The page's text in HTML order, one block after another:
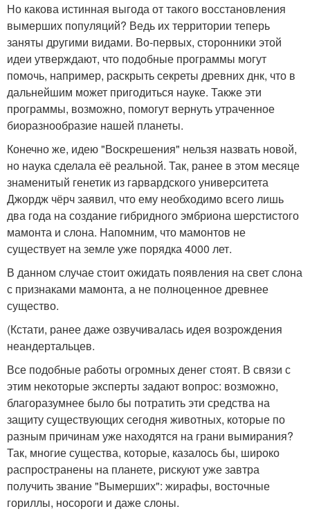
Но какова истинная выгода от такого восстановления
вымерших популяций? Ведь их территории теперь
заняты другими видами. Во-первых, сторонники этой
идеи утверждают, что подобные программы могут
помочь, например, раскрыть секреты древних днк, что в
дальнейшим может пригодиться науке. Также эти
программы, возможно, помогут вернуть утраченное
биоразнообразие нашей планеты.
Конечно же, идею "Воскрешения" нельзя назвать новой,
но наука сделала её реальной. Так, ранее в этом месяце
знаменитый генетик из гарвардского университета
Джордж чёрч заявил, что ему необходимо всего лишь
два года на создание гибридного эмбриона шерстистого
мамонта и слона. Напомним, что мамонтов не
существует на земле уже порядка 4000 лет.
В данном случае стоит ожидать появления на свет слона
с признаками мамонта, а не полноценное древнее
существо.
(Кстати, ранее даже озвучивалась идея возрождения
неандертальцев.
Все подобные работы огромных денег стоят. В связи с
этим некоторые эксперты задают вопрос: возможно,
благоразумнее было бы потратить эти средства на
защиту существующих сегодня животных, которые по
разным причинам уже находятся на грани вымирания?
Так, многие существа, которые, казалось бы, широко
распространены на планете, рискуют уже завтра
получить звание "Вымерших": жирафы, восточные
гориллы, носороги и даже слоны.